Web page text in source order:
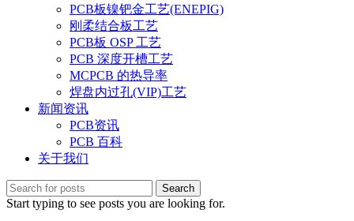
PCB板镍钯金工艺(ENEPIG)
刚柔结合板工艺
PCB板 OSP 工艺
PCB 深度开槽工艺
MCPCB 的热导率
焊盘内过孔(VIP)工艺
新闻资讯
PCB资讯
PCB 百科
关于我们
Search
Start typing to see posts you are looking for.